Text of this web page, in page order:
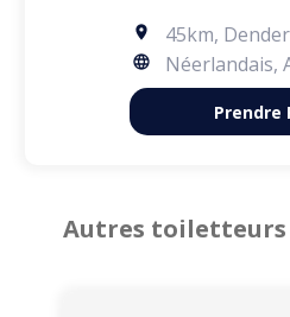
45km,
Néerlandais,
Prendre
Autres toiletteurs